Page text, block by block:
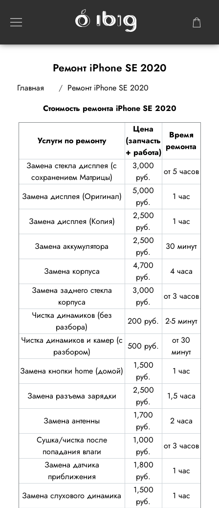
Ремонт iPhone SE 2020
Главная
Ремонт iPhone SE 2020
Стоимость ремонта iPhone SE 2020
Услуги по ремонту
Цена
(запчасть
+ работа)
Время
ремонта
Замена стекла дисплея (с
сохранением Матрицы)
3,000
руб.
от 5 часов
Замена дисплея (Оригинал)
5,000
руб.
1 час
Замена дисплея (Копия)
2,500
руб.
1 час
Замена аккумулятора
2,500
руб.
30 минут
Замена корпуса
4,700
руб.
4 часа
Замена заднего стекла
корпуса
3,000
руб.
от 3 часов
Чистка динамиков (без
разбора)
200 руб.
2-5 минут
Чистка динамиков и камер (с
разбором)
500 руб.
от 30
минут
Замена кнопки home (домой)
1,500
руб.
1 час
Замена разъема зарядки
2,500
руб.
1,5 часа
Замена антенны
1,700
руб.
2 часа
Сушка/чистка после
попадания влаги
1,000
руб.
от 3 часов
Замена датчика
приближения
1,800
руб.
1 час
Замена слухового динамика
1,500
руб.
1 час